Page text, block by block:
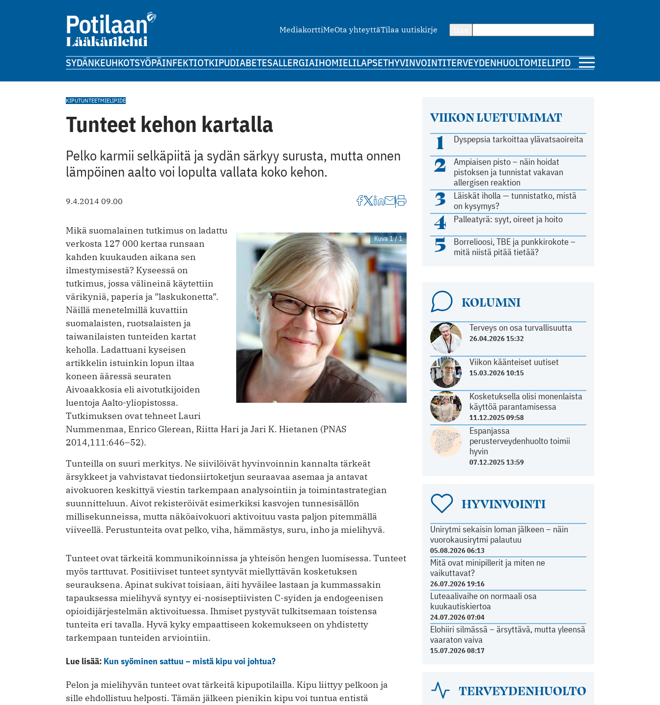
MediakorttiMeOta yhteyttäTilaa uutiskirje
SYDÄNKEUHKOTSYÖPÄINFEKTIOTKIPUDIABETESALLERGIAIHOMIELILAPSETHYVINVOINTITERVEYDENHUOLTOMIELIPIDE
VIIKON LUETUIMMAT
1 Dyspepsia tarkoittaa ylävatsaoireita
2
Ampiaisen pisto – näin hoidat
pistoksen ja tunnistat vakavan
allergisen reaktion
3
Läiskät iholla — tunnistatko, mistä
on kysymys?
4 Palleatyrä: syyt, oireet ja hoito
5
Borrelioosi, TBE ja punkkirokote –
mitä niistä pitää tietää?
KOLUMNI
Terveys on osa turvallisuutta
26.04.2026 15:32
Viikon käänteiset uutiset
15.03.2026 10:15
Kosketuksella olisi monenlaista
käyttöä parantamisessa
11.12.2025 09:58
Espanjassa
perusterveydenhuolto toimii
hyvin
07.12.2025 13:59
HYVINVOINTI
Unirytmi sekaisin loman jälkeen – näin
vuorokausirytmi palautuu
05.08.2026 06:13
Mitä ovat minipillerit ja miten ne
vaikuttavat?
26.07.2026 19:16
Luteaalivaihe on normaali osa
kuukautiskiertoa
24.07.2026 07:04
Elohiiri silmässä – ärsyttävä, mutta yleensä
vaaraton vaiva
15.07.2026 08:17
TERVEYDENHUOLTO
KIPUTUNTEETMIELIPIDE
Tunteet kehon kartalla
Pelko karmii selkäpiitä ja sydän särkyy surusta, mutta onnen
lämpöinen aalto voi lopulta vallata koko kehon.
9.4.2014 09.00
Kuva 1 / 1
Mikä suomalainen tutkimus on ladattu
verkosta 127 000 kertaa runsaan
kahden kuukauden aikana sen
ilmestymisestä? Kyseessä on
tutkimus, jossa välineinä käytettiin
värikyniä, paperia ja ”laskukonetta”.
Näillä menetelmillä kuvattiin
suomalaisten, ruotsalaisten ja
taiwanilaisten tunteiden kartat
keholla. Ladattuani kyseisen
artikkelin istuinkin lopun iltaa
koneen ääressä seuraten
Aivoaakkosia eli aivotutkijoiden
luentoja Aalto-yliopistossa.
Tutkimuksen ovat tehneet Lauri
Nummenmaa, Enrico Glerean, Riitta Hari ja Jari K. Hietanen (PNAS
2014,111:646–52).
Tunteilla on suuri merkitys. Ne siivilöivät hyvinvoinnin kannalta tärkeät
ärsykkeet ja vahvistavat tiedonsiirtoketjun seuraavaa asemaa ja antavat
aivokuoren keskittyä viestin tarkempaan analysointiin ja toimintastrategian
suunnitteluun. Aivot rekisteröivät esimerkiksi kasvojen tunnesisällön
millisekunneissa, mutta näköaivokuori aktivoituu vasta paljon pitemmällä
viiveellä. Perustunteita ovat pelko, viha, hämmästys, suru, inho ja mielihyvä.
Tunteet ovat tärkeitä kommunikoinnissa ja yhteisön hengen luomisessa. Tunteet
myös tarttuvat. Positiiviset tunteet syntyvät miellyttävän kosketuksen
seurauksena. Apinat sukivat toisiaan, äiti hyväilee lastaan ja kummassakin
tapauksessa mielihyvä syntyy ei-nosiseptiivisten C-syiden ja endogeenisen
opioidijärjestelmän aktivoituessa. Ihmiset pystyvät tulkitsemaan toistensa
tunteita eri tavalla. Hyvä kyky empaattiseen kokemukseen on yhdistetty
tarkempaan tunteiden arviointiin.
Lue lisää: Kun syöminen sattuu – mistä kipu voi johtua?
Pelon ja mielihyvän tunteet ovat tärkeitä kipupotilailla. Kipu liittyy pelkoon ja
sille ehdollistuu helposti. Tämän jälkeen pienikin kipu voi tuntua entistä